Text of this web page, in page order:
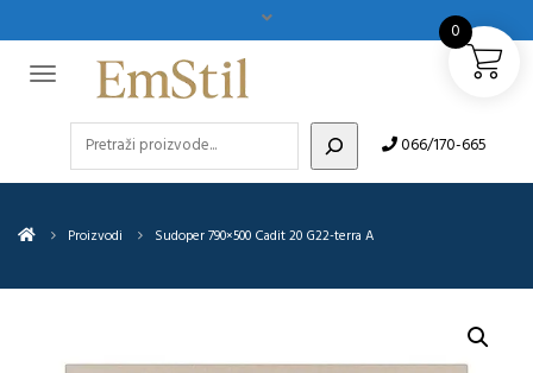
066/170-665
Proizvodi Sudoper 790×500 Cadit 20 G22-terra A
0